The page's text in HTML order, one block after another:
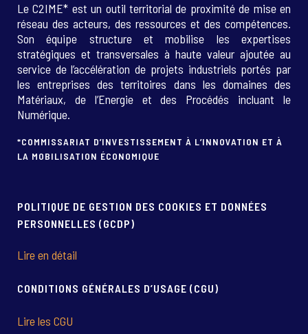
Le C2IME* est un outil territorial de proximité de mise en
réseau des acteurs, des ressources et des compétences.
Son équipe structure et mobilise les expertises
stratégiques et transversales à haute valeur ajoutée au
service de l’accélération de projets industriels portés par
les entreprises des territoires dans les domaines des
Matériaux, de l’Energie et des Procédés incluant le
Numérique.
*COMMISSARIAT D’INVESTISSEMENT À L’INNOVATION ET À
LA MOBILISATION ÉCONOMIQUE
POLITIQUE DE GESTION DES COOKIES ET DONNÉES
PERSONNELLES (GCDP)
Lire en détail
CONDITIONS GÉNÉRALES D’USAGE (CGU)
Lire les CGU